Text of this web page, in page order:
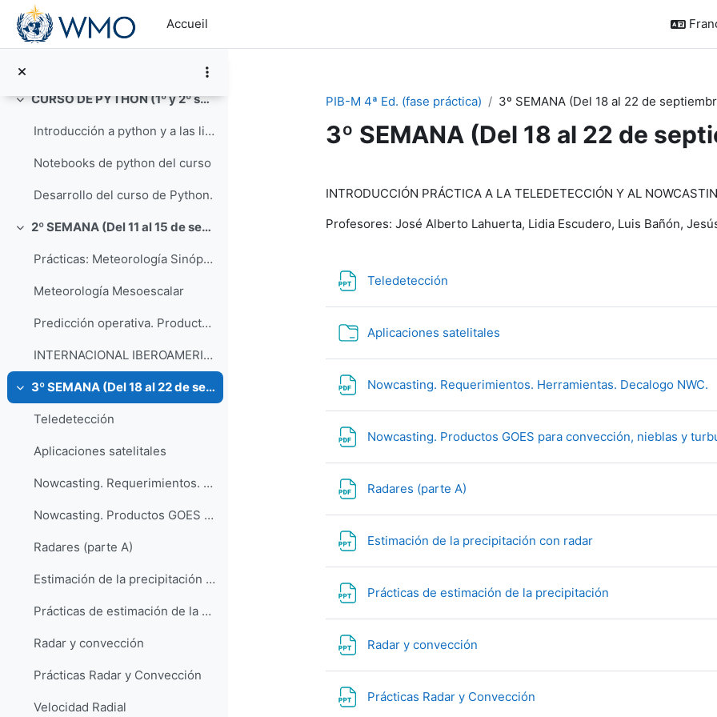
Passer au contenu principal
Accueil
Modelos climáticos
Replier CURSO DE PYTHON (1º y 2º semana)
Introducción a python y a las librerías científicas
Notebooks de python del curso
Desarrollo del curso de Python.
Replier 2º SEMANA (Del 11 al 15 de septiembre)
Prácticas: Meteorología Sinóptica
Meteorología Mesoescalar
Predicción operativa. Productos y uso del EPS del ECMWF
INTERNACIONAL IBEROAMERICA 2023 MTG
Replier 3º SEMANA (Del 18 al 22 de septiembre)
Teledetección
Aplicaciones satelitales
Nowcasting. Requerimientos. Herramientas. Decalogo NWC.
Nowcasting. Productos GOES para convección, nieblas y turbulencia
Radares (parte A)
Estimación de la precipitación con radar
Prácticas de estimación de la precipitación
Radar y convección
Prácticas Radar y Convección
Velocidad Radial
PIB-M 4ª Ed. (fase práctica) 3º SEMANA (Del 18 al 22 de
3º SEMANA (Del 18 al 22 de
Résumé de section
INTRODUCCIÓN PRÁCTICA A LA TELEDETECCIÓN Y AL
Profesores: José Alberto Lahuerta, Lidia Escudero, Luis Bañón,
Teledetección
Aplicaciones satelitalesDossier
Nowcasting. Requerimientos. Herramientas. Decalogo NWC.
Nowcasting. Productos GOES para convección, nieblas y
Radares (parte A)
Estimación de la precipitación con radar
Prácticas de estimación de la precipitación
Radar y convección
Prácticas Radar y Convección